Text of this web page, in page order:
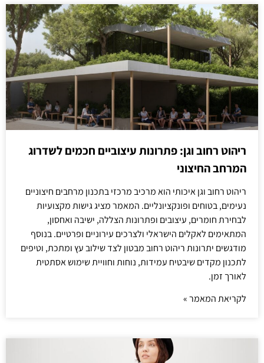
ריהוט רחוב וגן: פתרונות עיצוביים חכמים לשדרוג
המרחב החיצוני
ריהוט רחוב וגן איכותי הוא מרכיב מרכזי בתכנון מרחבים חיצוניים
נעימים, בטוחים ופונקציונליים. המאמר מציג גישות מקצועיות
לבחירת חומרים, עיצובים ופתרונות הצללה, ישיבה ואחסון,
המתאימים לאקלים הישראלי ולצרכים עירוניים ופרטיים. בנוסף
מודגשים יתרונות ריהוט רחוב מבטון לצד שילוב עץ ומתכת, וטיפים
לתכנון מקדים שיבטיח עמידות, נוחות וחוויית שימוש אסתטית
לאורך זמן.
לקריאת המאמר »